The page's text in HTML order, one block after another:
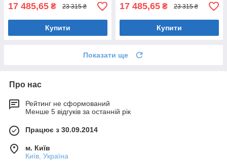
17 485,65 ₴ 23 315 ₴
Купити
17 485,65 ₴ 23 315 ₴
Купити
Показати ще
Про нас
Рейтинг не сформований
Менше 5 відгуків за останній рік
Працює з 30.09.2014
м. Київ
Київ, Україна